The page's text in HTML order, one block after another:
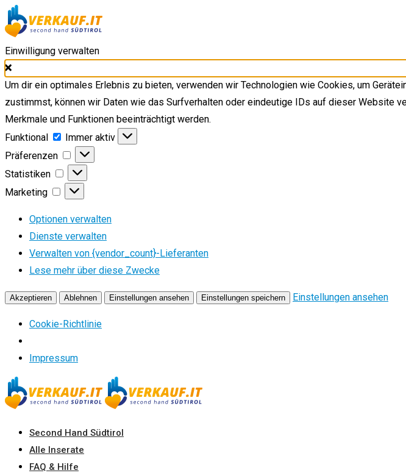
Einwilligung verwalten
Um dir ein optimales Erlebnis zu bieten, verwenden wir Technologien wie Cookies, um
zustimmst, können wir Daten wie das Surfverhalten oder eindeutige IDs auf dieser Website
Merkmale und Funktionen beeinträchtigt werden.
Funktional
Funktional
Immer aktiv
Präferenzen
Präferenzen
Statistiken
Statistiken
Marketing
Marketing
Optionen verwalten
Dienste verwalten
Verwalten von {vendor_count}-Lieferanten
Lese mehr über diese Zwecke
Akzeptieren Ablehnen Einstellungen ansehen Einstellungen speichern Einstellungen ansehen
Cookie-Richtlinie
Impressum
Zum
Inhalt
Second Hand Südtirol
Alle Inserate
FAQ & Hilfe